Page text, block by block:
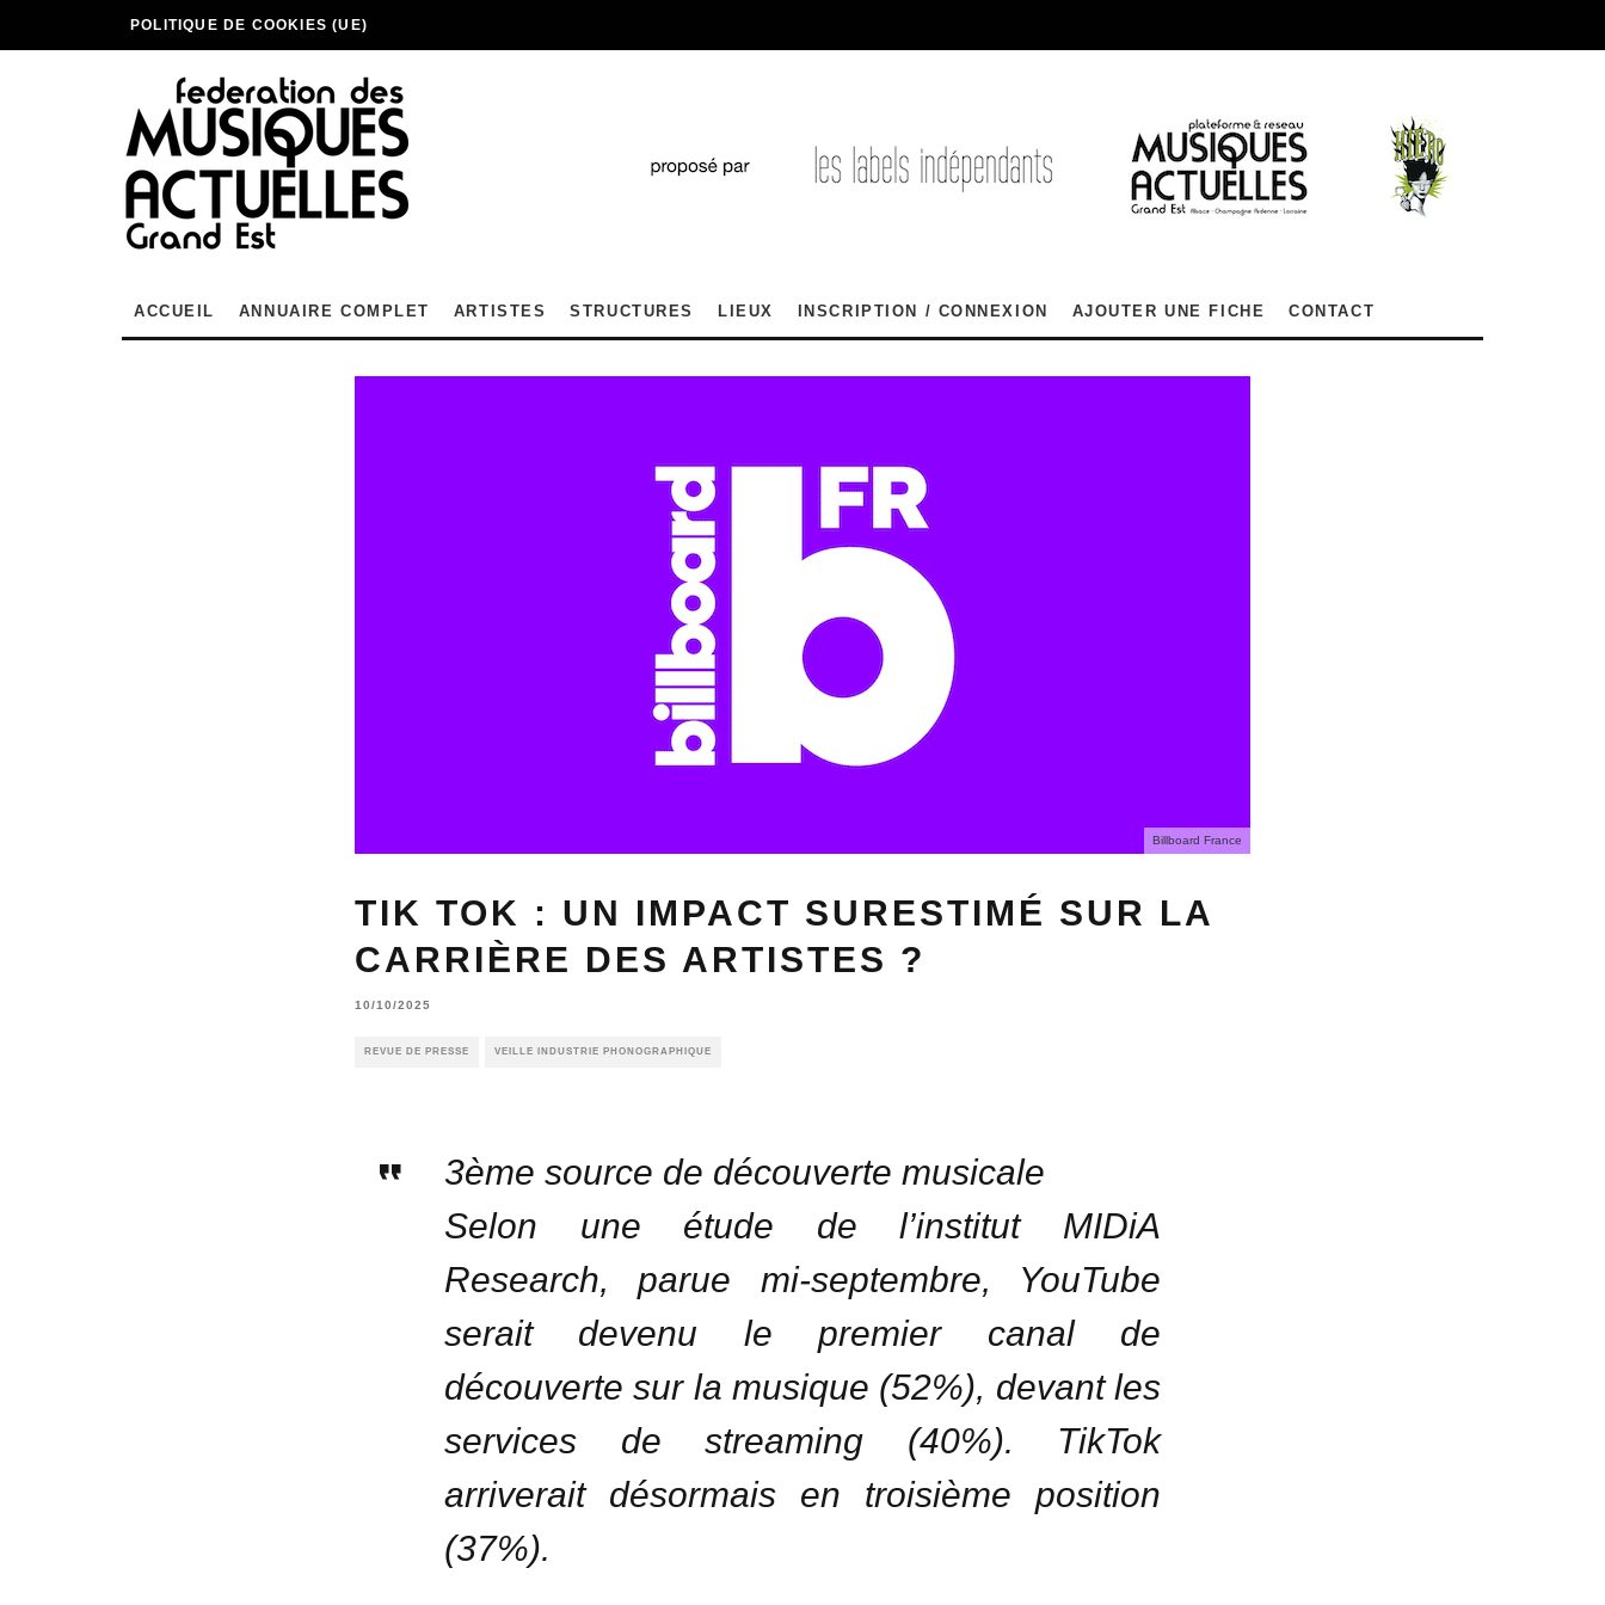
POLITIQUE DE COOKIES (UE)
ACCUEIL ANNUAIRE COMPLET ARTISTES STRUCTURES LIEUX INSCRIPTION / CONNEXION AJOUTER UNE FICHE CONTACT
Billboard France
TIK TOK : UN IMPACT SURESTIMÉ SUR LA
CARRIÈRE DES ARTISTES ?
10/10/2025
REVUE DE PRESSE VEILLE INDUSTRIE PHONOGRAPHIQUE
3ème source de découverte musicale
Selon une étude de l’institut MIDiA
Research, parue mi-septembre, YouTube
serait devenu le premier canal de
découverte sur la musique (52%), devant les
services de streaming (40%). TikTok
arriverait désormais en troisième position
(37%).